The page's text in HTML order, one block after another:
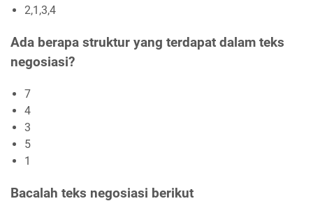
2,1,3,4
Ada berapa struktur yang terdapat dalam teks
negosiasi?
7
4
3
5
1
Bacalah teks negosiasi berikut